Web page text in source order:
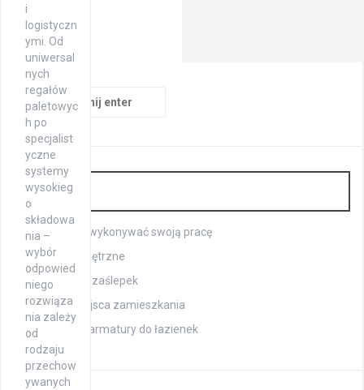
i
logistyczn
ymi. Od
uniwersal
nych
regałów
paletowyc
h po
specjalist
yczne
systemy
wysokieg
o
składowa
nia –
wybór
odpowied
niego
rozwiąza
nia zależy
od
rodzaju
przechow
ywanych
Szukaj:
Wnętrza
Jak dobrze wykonywać swoją pracę
Rolety zewnętrzne
Stosowanie zaślepek
Zmiana miejsca zamieszkania
Producenci armatury do łazienek